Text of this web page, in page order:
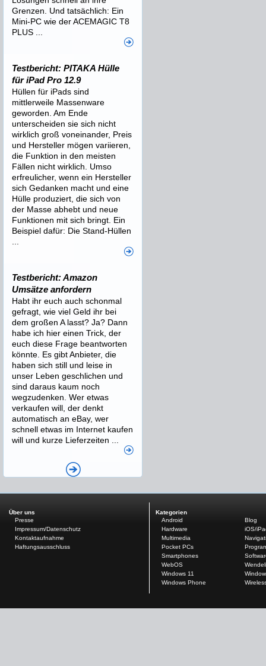
Grenzen. Und tatsächlich: Ein
Mini-PC wie der ACEMAGIC T8
PLUS ...
Testbericht: PITAKA Hülle
für iPad Pro 12.9
Hüllen für iPads sind
mittlerweile Massenware
geworden. Am Ende
unterscheiden sie sich nicht
wirklich groß voneinander, Preis
und Hersteller mögen variieren,
die Funktion in den meisten
Fällen nicht wirklich. Umso
erfreulicher, wenn ein Hersteller
sich Gedanken macht und eine
Hülle produziert, die sich von
der Masse abhebt und neue
Funktionen mit sich bringt. Ein
Beispiel dafür: Die Stand-Hüllen
Testbericht: Amazon
Umsätze anfordern
Habt ihr euch auch schonmal
gefragt, wie viel Geld ihr bei
dem großen A lasst? Ja? Dann
habe ich hier einen Trick, der
euch diese Frage beantworten
könnte. Es gibt Anbieter, die
haben sich still und leise in
unser Leben geschlichen und
sind daraus kaum noch
wegzudenken. Wer etwas
verkaufen will, der denkt
automatisch an eBay, wer
schnell etwas im Internet kaufen
will und kurze Lieferzeiten ...
Über uns
Presse
Impressum/Datenschutz
Kontaktaufnahme
Haftungsausschluss
Kategorien
Android
Blog
Hardware
iOS/
Multimedia
Pocket PCs
Smartphones
WebOS
Windows 11
Windows Phone